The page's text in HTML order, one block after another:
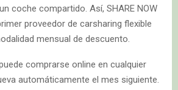
coche compartido. Así, SHARE NOW
proveedor de carsharing flexible
mensual de descuento.
comprarse online en cualquier
automáticamente el mes siguiente.